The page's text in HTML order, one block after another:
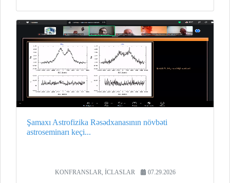
Şamaxı Astrofizika Rəsədxanasının növbəti
astroseminarı keçi...
KONFRANSLAR, İCLASLAR 07.29.2026